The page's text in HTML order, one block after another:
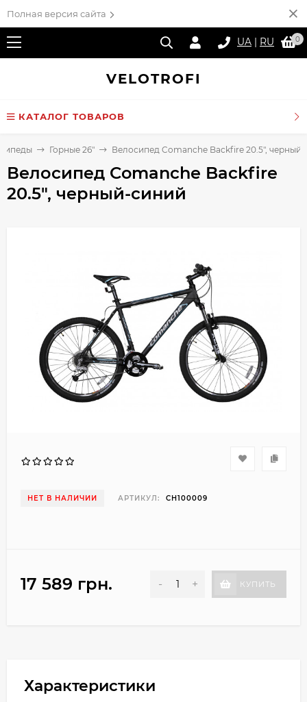
Полная версия сайта
UA | RU 0
VELOTROFI
КАТАЛОГ ТОВАРОВ
Горные 26" Велосипед Comanche Backfire 20.5",
Велосипед Comanche Backfire
20.5", черный-синий
НЕТ В НАЛИЧИИ АРТИКУЛ: CH100009
17 589 грн. - + КУПИТЬ
Характеристики